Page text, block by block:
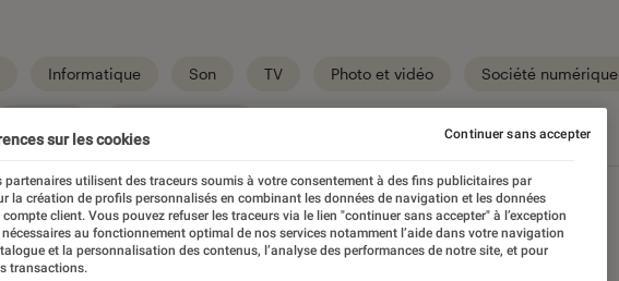
Informatique Son TV Photo et vidéo Société numérique
audio, objets connectés… l’Éclaireur
l’actualité Tech décryptée, de nombreux
sur les cookies
partenaires utilisent des traceurs soumis à votre consentement à des fins publicitaires par
la création de profils personnalisés en combinant les données de navigation et les données
compte client. Vous pouvez refuser les traceurs via le lien "continuer sans accepter" à l’exception
au fonctionnement optimal de nos services notamment l’aide dans votre navigation
et la personnalisation des contenus, l’analyse des performances de notre site, et pour
transactions.
Continuer sans accepter